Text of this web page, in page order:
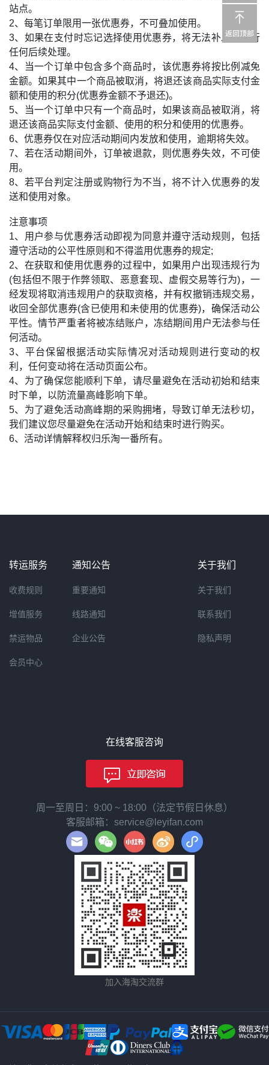
站点。
2、每笔订单限用一张优惠券，不可叠加使用。
3、如果在支付时忘记选择使用优惠券，将无法补发或进行
任何后续处理。
4、当一个订单中包含多个商品时，该优惠券将按比例减免
金额。如果其中一个商品被取消，将退还该商品实际支付金
额和使用的积分(优惠券金额不予退还)。
5、当一个订单中只有一个商品时，如果该商品被取消，将
退还该商品实际支付金额、使用的积分和使用的优惠券。
6、优惠券仅在对应活动期间内发放和使用，逾期将失效。
7、若在活动期间外，订单被退款，则优惠券失效，不可使
用。
8、若平台判定注册或购物行为不当，将不计入优惠券的发
送和使用对象。
注意事项
1、用户参与优惠券活动即视为同意并遵守活动规则，包括
遵守活动的公平性原则和不得滥用优惠券的规定;
2、在获取和使用优惠券的过程中，如果用户出现违规行为
(包括但不限于作弊领取、恶意套现、虚假交易等行为)，一
经发现将取消违规用户的获取资格，并有权撤销违规交易，
收回全部优惠券(含已使用和未使用的优惠券)，确保活动公
平性。情节严重者将被冻结账户，冻结期间用户无法参与任
何活动。
3、平台保留根据活动实际情况对活动规则进行变动的权
利，任何变动将在活动页面公布。
4、为了确保您能顺利下单，请尽量避免在活动初始和结束
时下单，以防流量高峰影响下单。
5、为了避免活动高峰期的采购拥堵，导致订单无法秒切，
我们建议您尽量避免在活动开始和结束时进行购买。
6、活动详情解释权归乐淘一番所有。
转运服务
收费规则
增值服务
禁运物品
会员中心
通知公告
重要通知
线路通知
企业公告
关于我们
关于我们
联系我们
隐私声明
在线客服咨询
周一至周日：9:00 ~ 18:00（法定节假日休息）
客服邮箱：service@leyifan.com
加入海淘交流群